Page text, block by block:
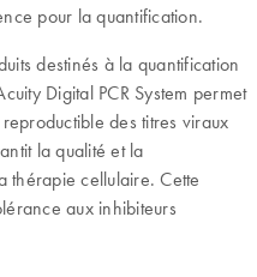
pour la quantification.
destinés à la quantification
Digital PCR System permet
des titres viraux
la qualité et la
thérapie cellulaire. Cette
aux inhibiteurs